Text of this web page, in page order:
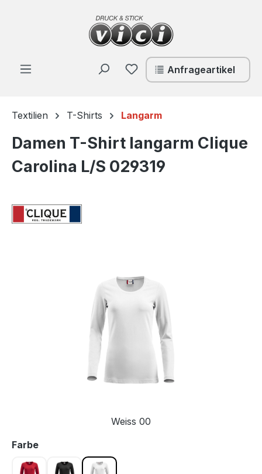
Zum Hauptinhalt springen
Du hast 0 Produkte auf
Anfrageartikel
Textilien T-Shirts Langarm
Damen T-Shirt langarm Clique
Carolina L/S 029319
Weiss 00
Farbeauswählen